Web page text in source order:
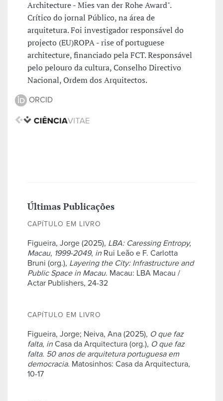
Architecture - Mies van der Rohe Award".
Crítico do jornal Público, na área de
arquitetura. Foi investigador responsável do
projecto (EU)ROPA - rise of portuguese
architecture, financiado pela FCT. Responsável
pelo pelouro da cultura, Conselho Directivo
Nacional, Ordem dos Arquitectos.
ORCID
Últimas Publicações
CAPÍTULO EM LIVRO
Figueira, Jorge (2025), LBA: Caressing Entropy,
Macau, 1999-2049, in Rui Leão e F. Carlotta
Bruni (org.), Layering the City: Infrastructure and
Public Space in Macau. Macau: LBA Macau /
Actar Publishers, 24-32
CAPÍTULO EM LIVRO
Figueira, Jorge; Neiva, Ana (2025), O que faz
falta, in Casa da Arquitectura (org.), O que faz
falta. 50 anos de arquitetura portuguesa em
democracia. Matosinhos: Casa da Arquitectura,
10-17